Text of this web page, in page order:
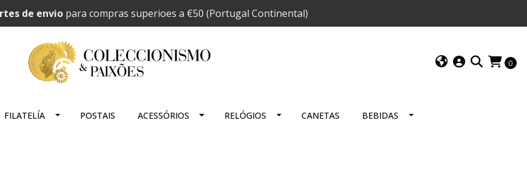
de enviopara compras superioes a €50 (Portugal Continental)
0
FILATELÍA POSTAIS ACESSÓRIOS RELÓGIOS CANETAS BEBIDAS